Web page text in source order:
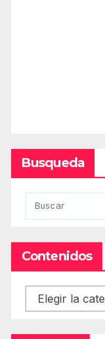
Busqueda
Contenidos
Contenidos